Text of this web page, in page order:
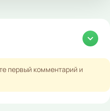
первый комментарий и